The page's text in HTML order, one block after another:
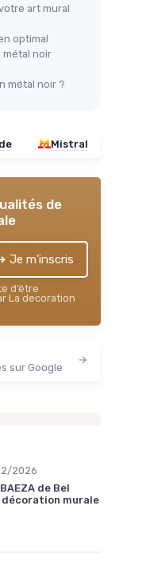
art mural
optimal
métal noir
métal noir ?
Mistral
de
Je m'inscris
d’être
La decoration
sur Google
2026
de Bel
murale